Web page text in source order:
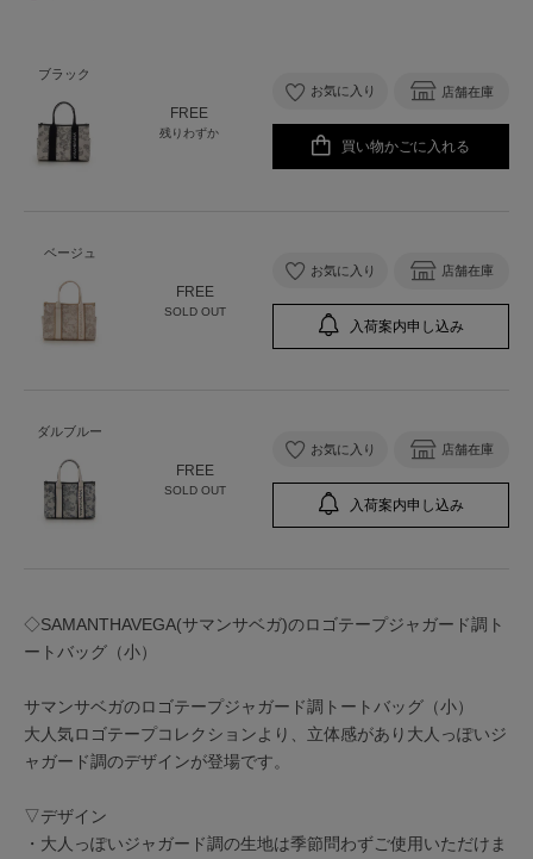
ブラック
FREE
残りわずか
お気に入り 店舗在庫
買い物かごに入れる
ベージュ
FREE
SOLD OUT
お気に入り 店舗在庫
入荷案内申し込み
ダルブルー
FREE
SOLD OUT
お気に入り 店舗在庫
入荷案内申し込み
◇SAMANTHAVEGA(サマンサベガ)のロゴテープジャガード調ト
ートバッグ（小）
サマンサベガのロゴテープジャガード調トートバッグ（小）
大人気ロゴテープコレクションより、立体感があり大人っぽいジ
ャガード調のデザインが登場です。
▽デザイン
・大人っぽいジャガード調の生地は季節問わずご使用いただけま